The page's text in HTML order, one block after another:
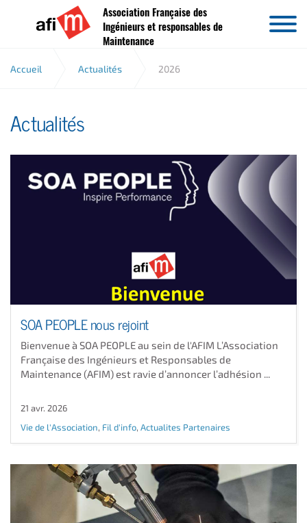
Aller au contenu
Association Française des
Ingénieurs et responsables de
Maintenance
Accueil Actualités 2026
Actualités
SOA PEOPLE nous rejoint
Bienvenue à SOA PEOPLE au sein de l'AFIM L’Association
Française des Ingénieurs et Responsables de
Maintenance (AFIM) est ravie d’annoncer l’adhésion ...
21 avr. 2026
Vie de l'Association, Fil d'info, Actualites Partenaires